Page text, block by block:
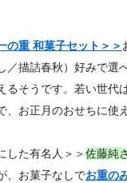
の重 和菓子セット＞＞
／描詰春秋）好みで選
るそうです。若い世代
、お正月のおせちに使
した有名人＞＞佐藤純
、お菓子なしでお重の